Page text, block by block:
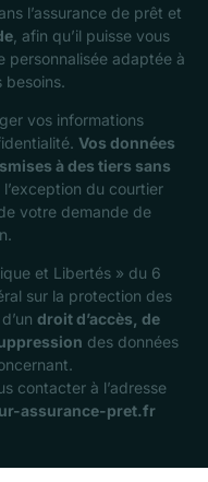
l’assurance de prêt et
, afin qu’il puisse vous
personnalisée adaptée à
besoins.
vos informations
Vos données
à des tiers sans
l’exception du courtier
votre demande de
et Libertés » du 6
sur la protection des
droit d’accès, de
des données
contacter à l’adresse
assurance-pret.fr